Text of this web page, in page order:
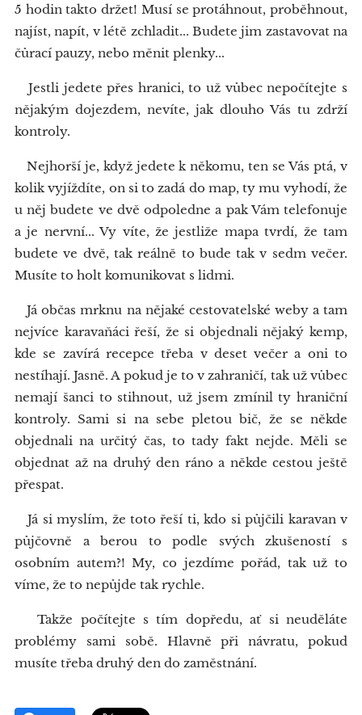
5 hodin takto držet! Musí se protáhnout, proběhnout,
najíst, napít, v létě zchladit... Budete jim zastavovat na
čůrací pauzy, nebo měnit plenky...
Jestli jedete přes hranici, to už vůbec nepočítejte s
nějakým dojezdem, nevíte, jak dlouho Vás tu zdrží
kontroly.
Nejhorší je, když jedete k někomu, ten se Vás ptá, v
kolik vyjíždíte, on si to zadá do map, ty mu vyhodí, že
u něj budete ve dvě odpoledne a pak Vám telefonuje
a je nervní... Vy víte, že jestliže mapa tvrdí, že tam
budete ve dvě, tak reálně to bude tak v sedm večer.
Musíte to holt komunikovat s lidmi.
Já občas mrknu na nějaké cestovatelské weby a tam
nejvíce karavaňáci řeší, že si objednali nějaký kemp,
kde se zavírá recepce třeba v deset večer a oni to
nestíhají. Jasně. A pokud je to v zahraničí, tak už vůbec
nemají šanci to stihnout, už jsem zmínil ty hraniční
kontroly. Sami si na sebe pletou bič, že se někde
objednali na určitý čas, to tady fakt nejde. Měli se
objednat až na druhý den ráno a někde cestou ještě
přespat.
Já si myslím, že toto řeší ti, kdo si půjčili karavan v
půjčovně a berou to podle svých zkušeností s
osobním autem?! My, co jezdíme pořád, tak už to
víme, že to nepůjde tak rychle.
Takže počítejte s tím dopředu, ať si neuděláte
problémy sami sobě. Hlavně při návratu, pokud
musíte třeba druhý den do zaměstnání.